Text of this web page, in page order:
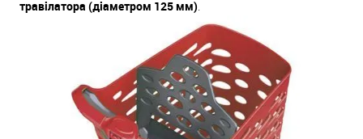
травілатора (діаметром 125 мм)